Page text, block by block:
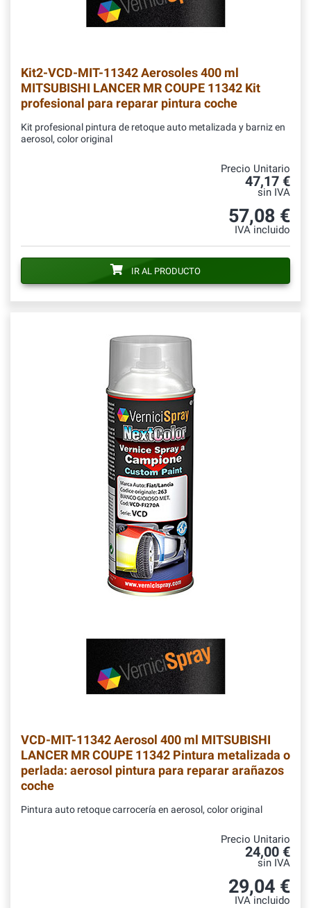
Kit2-VCD-MIT-11342Aerosoles 400 ml
MITSUBISHI LANCER MR COUPE 11342 Kit
profesional para reparar pintura coche
Kit profesional pintura de retoque auto metalizada y barniz en
aerosol, color original
Precio Unitario
47,17 €
sin IVA
57,08 €
IVA incluido
IR AL PRODUCTO
VCD-MIT-11342Aerosol 400 ml MITSUBISHI
LANCER MR COUPE 11342 Pintura metalizada o
perlada: aerosol pintura para reparar arañazos
coche
Pintura auto retoque carrocería en aerosol, color original
Precio Unitario
24,00 €
sin IVA
29,04 €
IVA incluido